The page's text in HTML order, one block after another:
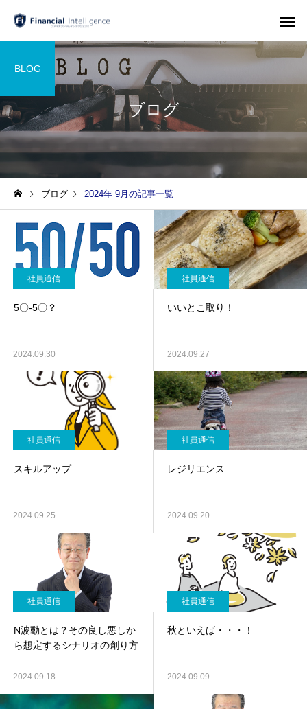
ブログ
BLOG
ブログ 2024年 9月の記事一覧
社員通信
5〇-5〇？
2024.09.30
社員通信
いいとこ取り！
2024.09.27
社員通信
スキルアップ
2024.09.25
社員通信
レジリエンス
2024.09.20
社員通信
N波動とは？その良し悪しか
ら想定するシナリオの創り方
2024.09.18
社員通信
秋といえば・・・！
2024.09.09